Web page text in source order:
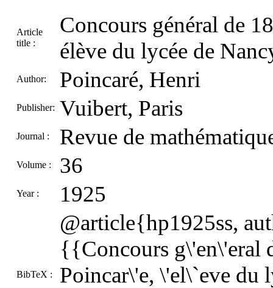
Article
title :
Concours général de
élève du lycée de
Author: Poincaré, Henri
Publisher: Vuibert, Paris
Journal : Revue de
Volume : 36
Year : 1925
BibTeX :
@article{hp1925ss,
{{Concours g\'en\'eral
Poincar\'e, \'el\`eve